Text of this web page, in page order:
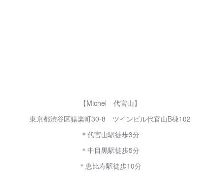
【Michel 代官山】
東京都渋谷区猿楽町30-8 ツインビル代官山B棟102
＊代官山駅徒歩3分
＊中目黒駅徒歩5分
＊恵比寿駅徒歩10分